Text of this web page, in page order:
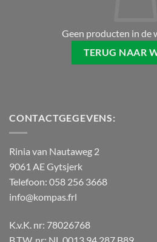
Geen producten in de
TERUG NAAR
CONTACTGEGEVENS:
Rinia van Nautaweg 2
9061 AE Gytsjerk
Telefoon: 058 256 3668
info@kompas.frl
K.v.K. nr: 78026768